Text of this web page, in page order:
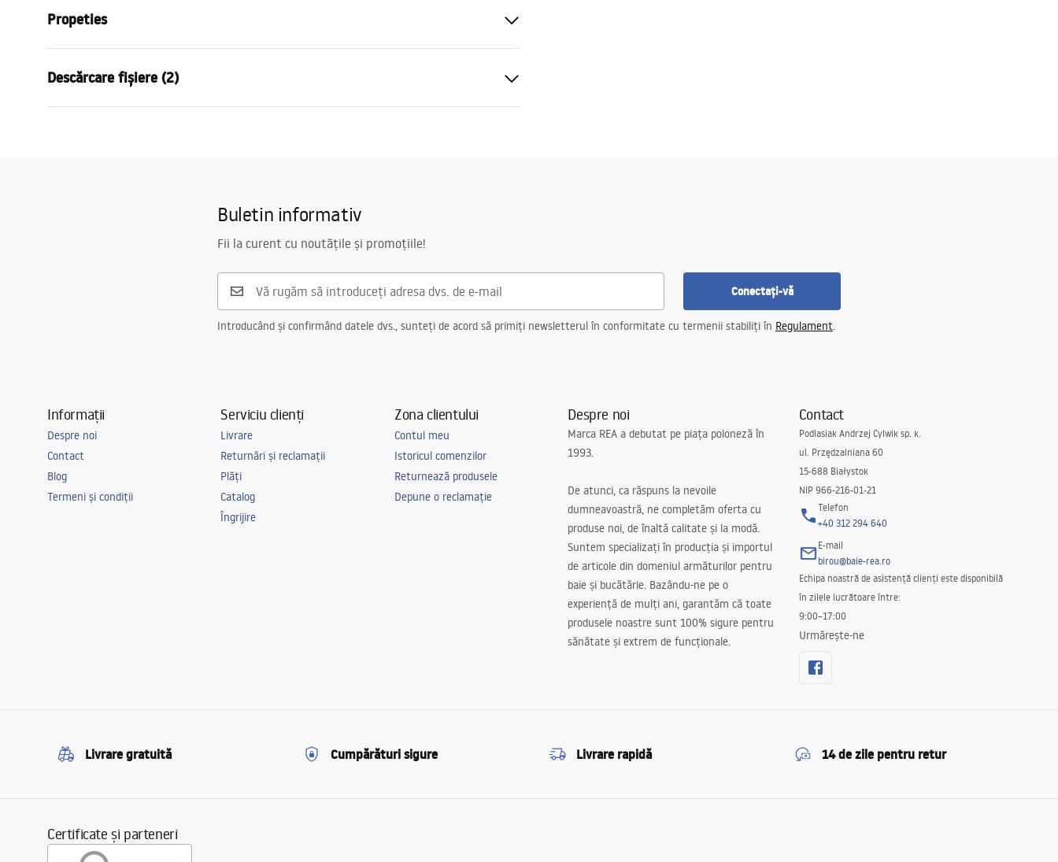
Propeties
Culoare
Material
Inox
Da
24 luni
Descărcare fișiere (2)
Buletin informativ
Fii la curent cu noutățile și promoțiile!
Conectați-vă
Introducând și confirmând datele dvs., sunteți de acord să primiți newsletterul în conformitate cu termenii stabiliți în Regulament.
Informații
Despre noi
Contact
Blog
Termeni și condiții
Serviciu clienți
Livrare
Returnări și reclamații
Plăți
Catalog
Îngrijire
Zona clientului
Contul meu
Istoricul comenzilor
Returnează produsele
Depune o reclamație
Despre noi
Marca REA a debutat pe piața poloneză în
1993.
De atunci, ca răspuns la nevoile
dumneavoastră, ne completăm oferta cu
produse noi, de înaltă calitate și la modă.
Suntem specializați în producția și importul
de articole din domeniul armăturilor pentru
baie și bucătărie. Bazându-ne pe o
experiență de mulți ani, garantăm că toate
produsele noastre sunt 100% sigure pentru
sănătate și extrem de funcționale.
Contact
Podlasiak Andrzej Cylwik sp. k.
ul. Przędzalniana 60
15-688 Białystok
NIP 966-216-01-21
Telefon
+40 312 294 640
E-mail
birou@baie-rea.ro
Echipa noastră de asistență clienți este disponibilă
în zilele lucrătoare între:
9:00–17:00
Urmărește-ne
Livrare gratuită Cumpărături sigure Livrare rapidă 14 de zile pentru retur
Certificate și parteneri